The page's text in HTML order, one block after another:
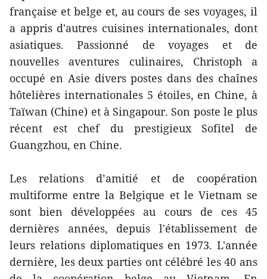
française et belge et, au cours de ses voyages, il
a appris d'autres cuisines internationales, dont
asiatiques. Passionné de voyages et de
nouvelles aventures culinaires, Christoph a
occupé en Asie divers postes dans des chaînes
hôtelières internationales 5 étoiles, en Chine, à
Taïwan (Chine) et à Singapour. Son poste le plus
récent est chef du prestigieux Sofitel de
Guangzhou, en Chine.
Les relations d’amitié et de coopération
multiforme entre la Belgique et le Vietnam se
sont bien développées au cours de ces 45
dernières années, depuis l'établissement de
leurs relations diplomatiques en 1973. L'année
dernière, les deux parties ont célébré les 40 ans